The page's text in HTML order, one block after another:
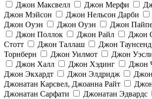
Джон Максвелл
Джон Мерфи
Джон Мэйсон
Джон Нельсон Дарби
Джон Оуэн
Джон Оуэн Джон
Джон Поллок
Джон Райл Джон
Стотт
Джон Таллаш Джон Таунсенд
Торнберн
Джон Уилмот Джон
Джон Халл
Джон Хэдинг
Джон
Джон Экхардт
Джон Элдридж
Джонатан Карсвел, Джоанна Райт
Джонатан Сарфати
Джонатан Эдвардс